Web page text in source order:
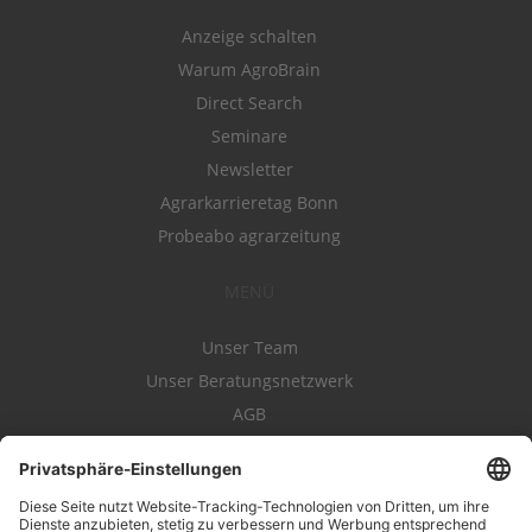
Anzeige schalten
Warum AgroBrain
Direct Search
Seminare
Newsletter
Agrarkarrieretag Bonn
Probeabo agrarzeitung
Unser Team
Unser Beratungsnetzwerk
AGB
Datenschutz
Impressum